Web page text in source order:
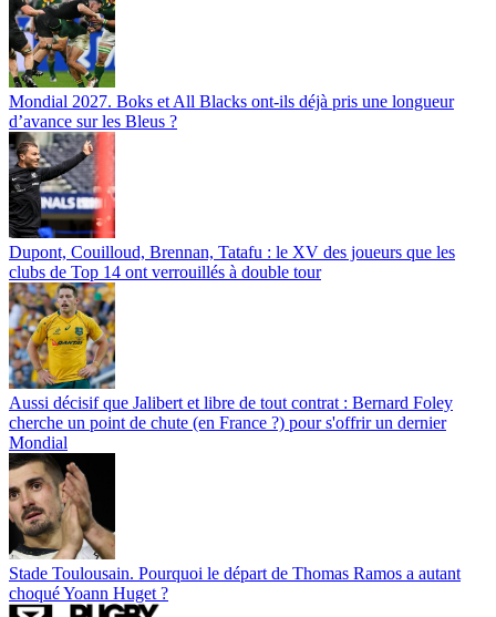
Mondial 2027. Boks et All Blacks ont-ils déjà pris une longueur
d’avance sur les Bleus ?
Dupont, Couilloud, Brennan, Tatafu : le XV des joueurs que les
clubs de Top 14 ont verrouillés à double tour
Aussi décisif que Jalibert et libre de tout contrat : Bernard Foley
cherche un point de chute (en France ?) pour s'offrir un dernier
Mondial
Stade Toulousain. Pourquoi le départ de Thomas Ramos a autant
choqué Yoann Huget ?